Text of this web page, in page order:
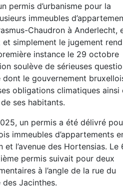
permis d’urbanisme pour la
immeubles
Chaudron à Anderlecht,
simplement le jugement
instance le 29 octobre
soulève de sérieuses
dont le gouvernement
obligations climatiques ainsi
ses habitants.
un permis a été délivré
immeubles d’appartements
et l’avenue des Hortensias. Le
permis suivait pour deux
à l’angle de la rue du
des Jacinthes.